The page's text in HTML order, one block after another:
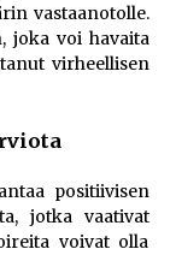
vastaanotolle.
joka voi havaita
virheellisen
positiivisen
jotka vaativat
voivat olla